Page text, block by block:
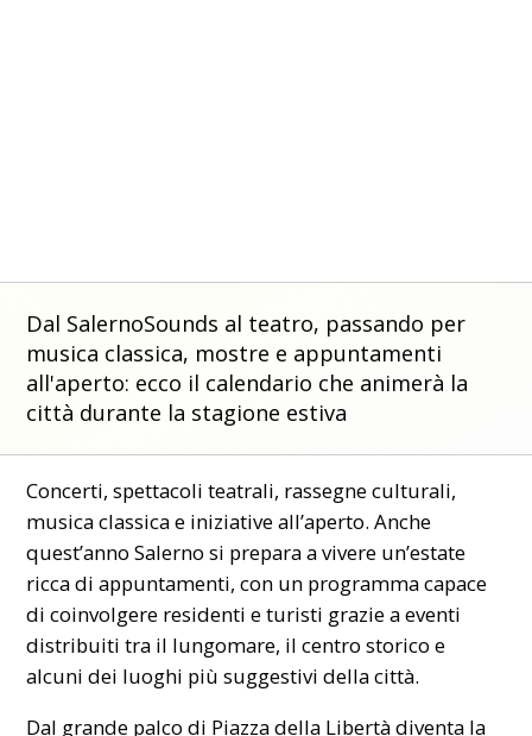
Dal SalernoSounds al teatro, passando per
musica classica, mostre e appuntamenti
all'aperto: ecco il calendario che animerà la
città durante la stagione estiva
Concerti, spettacoli teatrali, rassegne culturali,
musica classica e iniziative all’aperto. Anche
quest’anno Salerno si prepara a vivere un’estate
ricca di appuntamenti, con un programma capace
di coinvolgere residenti e turisti grazie a eventi
distribuiti tra il lungomare, il centro storico e
alcuni dei luoghi più suggestivi della città.
Dal grande palco di Piazza della Libertà diventa la